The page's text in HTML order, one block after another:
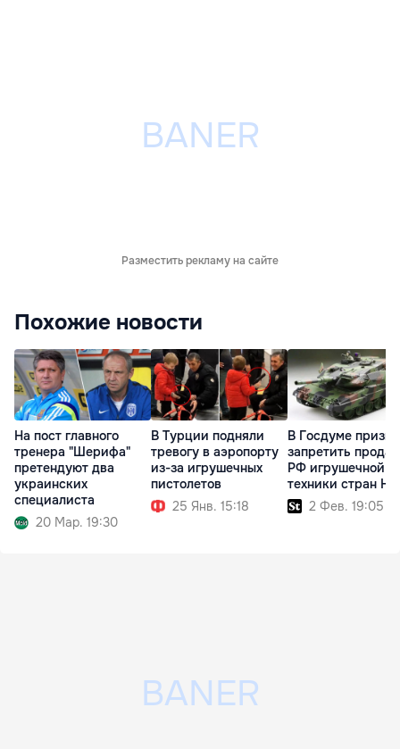
Разместить рекламу на сайте
Похожие новости
На пост главного
тренера "Шерифа"
претендуют два
украинских
специалиста
20 Мар. 19:30
В Турции подняли
тревогу в аэропорту
из-за игрушечных
пистолетов
25 Янв. 15:18
В Госдуме
запретить
РФ игрушечной
техники стран
2 Фев. 19:05